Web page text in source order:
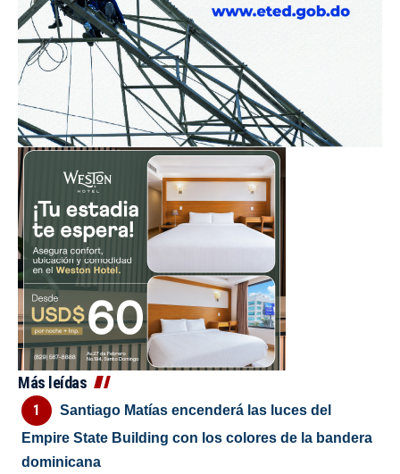
Más leídas
Santiago Matías encenderá las luces del
Empire State Building con los colores de la bandera
dominicana